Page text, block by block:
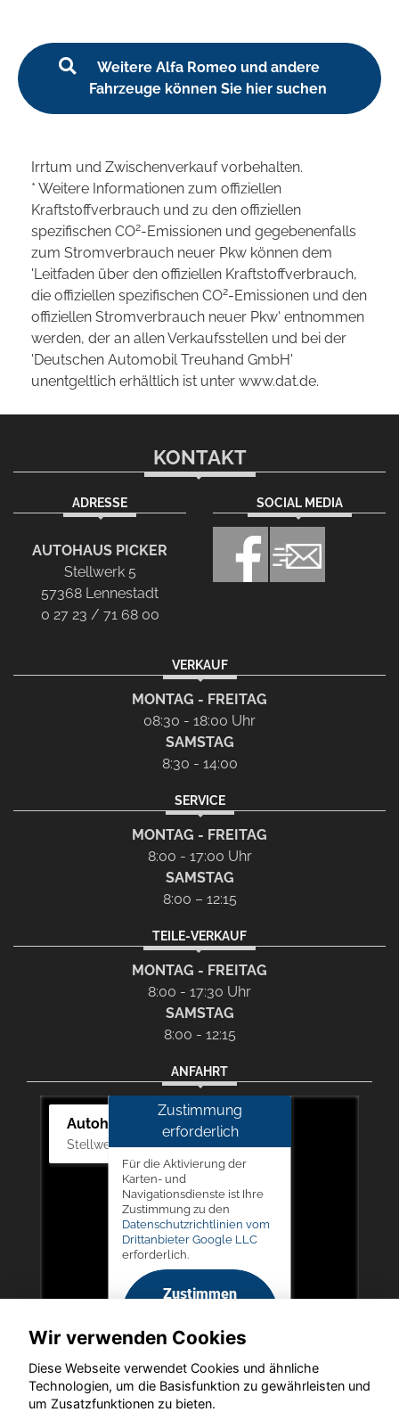
Weitere Alfa Romeo und andere
Fahrzeuge können Sie hier suchen
Irrtum und Zwischenverkauf vorbehalten.
* Weitere Informationen zum offiziellen
Kraftstoffverbrauch und zu den offiziellen
spezifischen CO2-Emissionen und gegebenenfalls
zum Stromverbrauch neuer Pkw können dem
'Leitfaden über den offiziellen Kraftstoffverbrauch,
die offiziellen spezifischen CO2-Emissionen und den
offiziellen Stromverbrauch neuer Pkw' entnommen
werden, der an allen Verkaufsstellen und bei der
'Deutschen Automobil Treuhand GmbH'
unentgeltlich erhältlich ist unter www.dat.de.
KONTAKT
ADRESSE
AUTOHAUS PICKER
Stellwerk 5
57368 Lennestadt
0 27 23 / 71 68 00
SOCIAL MEDIA
VERKAUF
MONTAG - FREITAG
08:30 - 18:00 Uhr
SAMSTAG
8:30 - 14:00
SERVICE
MONTAG - FREITAG
8:00 - 17:00 Uhr
SAMSTAG
8:00 – 12:15
TEILE-VERKAUF
MONTAG - FREITAG
8:00 - 17:30 Uhr
SAMSTAG
8:00 - 12:15
ANFAHRT
Autohaus Picker
Stellwerk 5, 57368 Lennestadt
Zustimmung
erforderlich
Für die Aktivierung der
Karten- und
Navigationsdienste ist Ihre
Zustimmung zu den
Datenschutzrichtlinien vom
Drittanbieter Google LLC
erforderlich.
Zustimmen
aktivieren
Wir verwenden Cookies
Diese Webseite verwendet Cookies und ähnliche
Technologien, um die Basisfunktion zu gewährleisten und
um Zusatzfunktionen zu bieten.